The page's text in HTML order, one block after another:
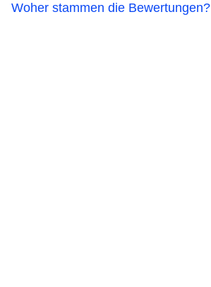
Woher stammen die Bewertungen?